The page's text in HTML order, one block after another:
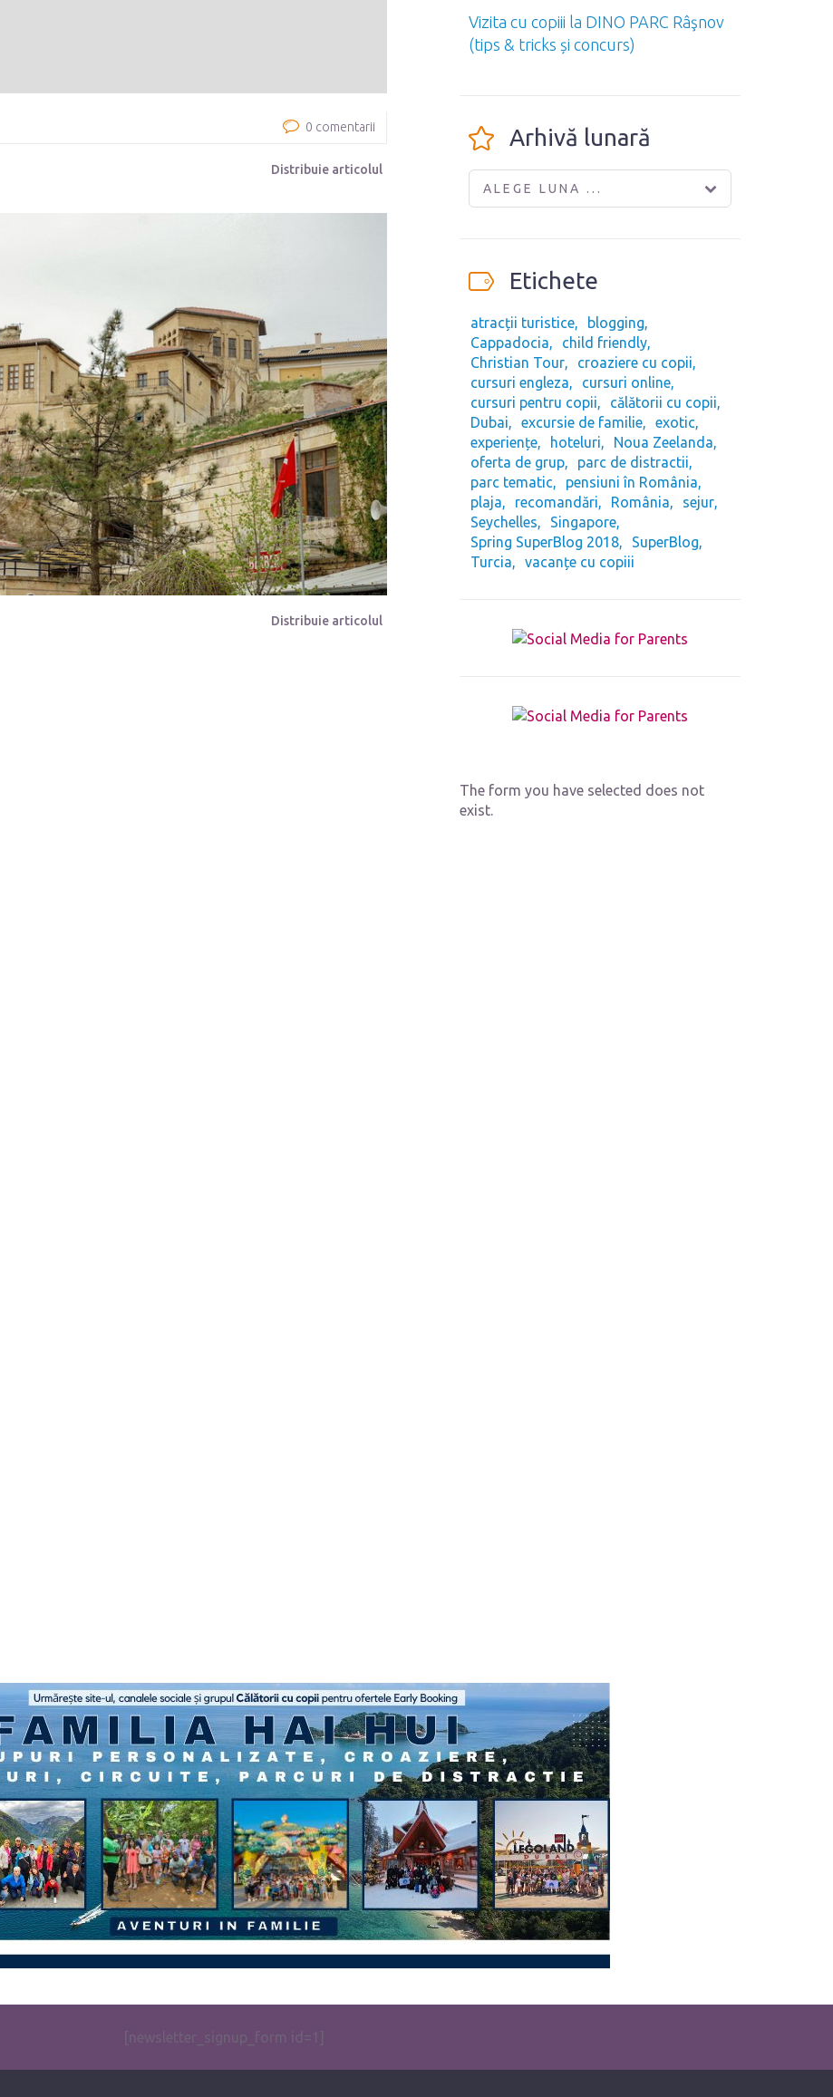
0 comentarii
Distribuie articolul
Distribuie articolul
Vizita cu copiii la DINO PARC Râşnov
(tips & tricks și concurs)
Arhivă lunară
ALEGE LUNA ...
Etichete
atracții turistice
blogging
Cappadocia
child friendly
Christian Tour
croaziere cu copii
cursuri engleza
cursuri online
cursuri pentru copii
călătorii cu copii
Dubai
excursie de familie
exotic
experiențe
hoteluri
Noua Zeelanda
oferta de grup
parc de distractii
parc tematic
pensiuni în România
plaja
recomandări România
sejur
Seychelles
Singapore
Spring SuperBlog 2018
SuperBlog
Turcia
vacanțe cu copiii
The form you have selected does not
exist.
[newsletter_signup_form id=1]